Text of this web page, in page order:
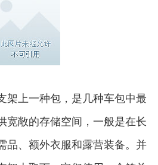
架上一种包，是几种车包中最
宽敞的存储空间，一般是在长
品、额外衣服和露营装备。并